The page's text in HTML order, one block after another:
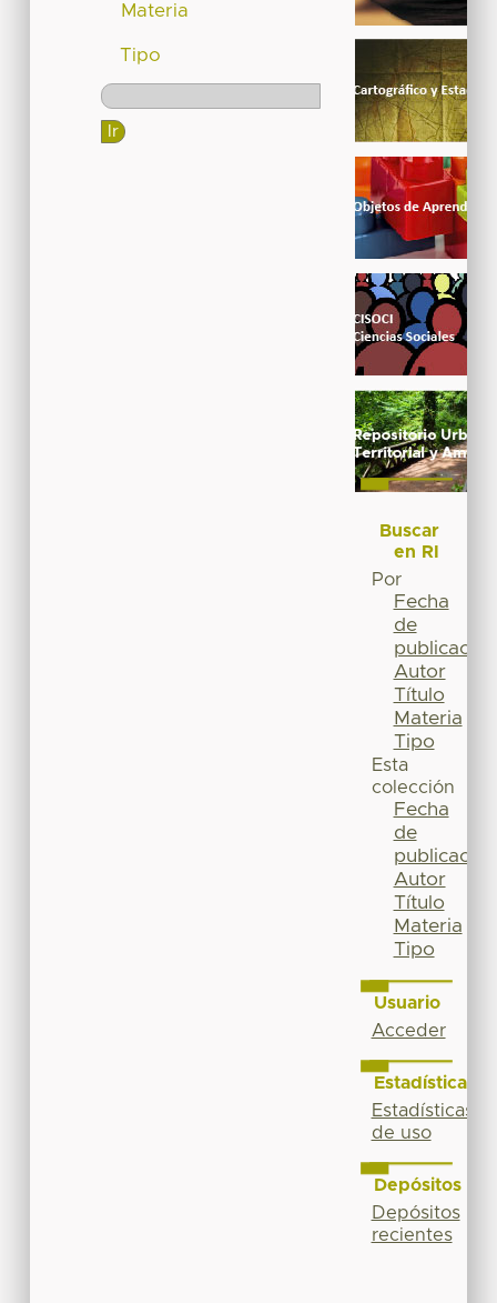
Materia
Tipo
Buscar
en RI
Por
Fecha
de
publicación
Autor
Título
Materia
Tipo
Esta
colección
Fecha
de
publicación
Autor
Título
Materia
Tipo
Usuario
Acceder
Estadísticas
Estadísticas
de uso
Depósitos
Depósitos
recientes